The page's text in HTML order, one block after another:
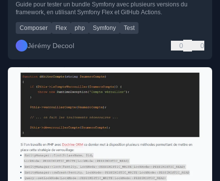
Guide pour tester un bundle Symfony avec plusieurs versions du
framework, en utilisant Symfony Flex et GitHub Actions.
Composer Flex php Symfony Test
Jérémy Decool 0 0